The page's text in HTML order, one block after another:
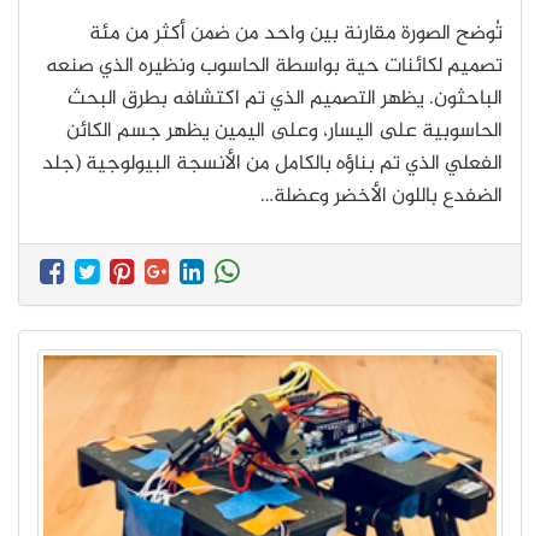
تُوضح الصورة مقارنة بين واحد من ضمن أكثر من مئة
تصميم لكائنات حية بواسطة الحاسوب ونظيره الذي صنعه
الباحثون. يظهر التصميم الذي تم اكتشافه بطرق البحث
الحاسوبية على اليسار، وعلى اليمين يظهر جسم الكائن
الفعلي الذي تم بناؤه بالكامل من الأنسجة البيولوجية (جلد
الضفدع باللون الأخضر وعضلة…